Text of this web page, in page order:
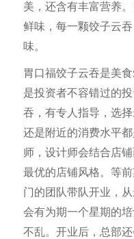
美，还含有丰富营养
鲜味，每一颗饺子云
味。
胃口福饺子云吞是美
是投资者不容错过的
吞，有专人指导，选
还是附近的消费水平
师，设计师会结合店
最优的店铺风格。等
门的团队带队开业，
会有为期一个星期的
不乱。开业后，总部